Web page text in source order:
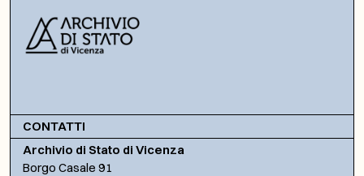
CONTATTI
Archivio di Stato di Vicenza
Borgo Casale 91